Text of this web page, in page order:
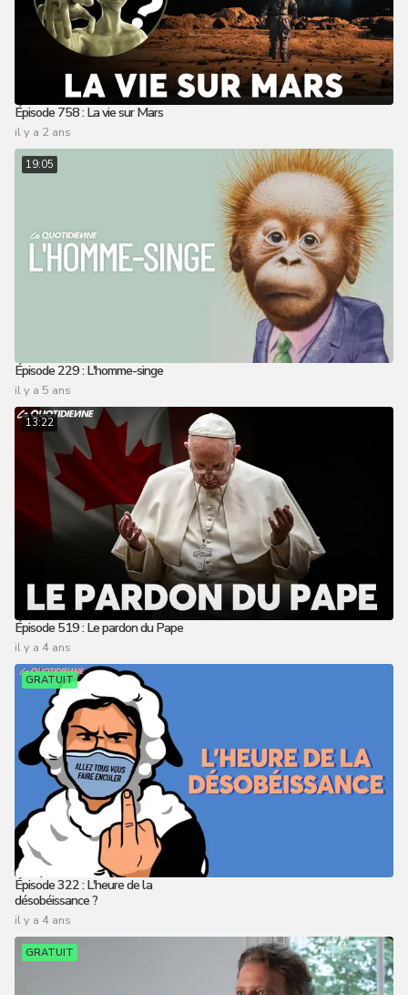
Épisode 758 : La vie sur Mars
il y a 2 ans
19:05
Épisode 229 : L'homme-singe
il y a 5 ans
13:22
Épisode 519 : Le pardon du Pape
il y a 4 ans
GRATUIT
Épisode 322 : L'heure de la
désobéissance ?
il y a 4 ans
GRATUIT